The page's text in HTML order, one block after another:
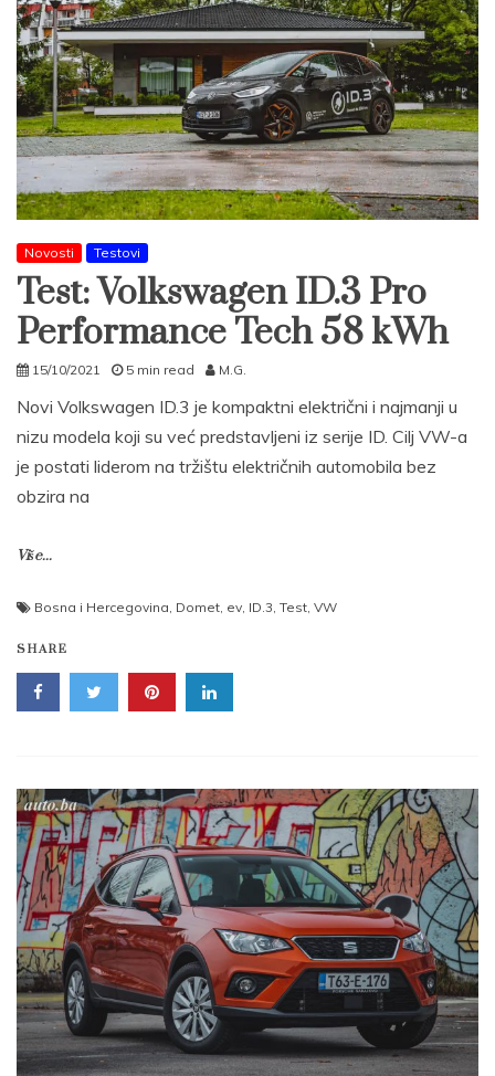
Novosti Testovi
Test: Volkswagen ID.3 Pro
Performance Tech 58 kWh
15/10/2021 5 min read M.G.
Novi Volkswagen ID.3 je kompaktni električni i najmanji u
nizu modela koji su već predstavljeni iz serije ID. Cilj VW-a
je postati liderom na tržištu električnih automobila bez
obzira na
Više...
Bosna i Hercegovina, Domet, ev, ID.3, Test, VW
SHARE